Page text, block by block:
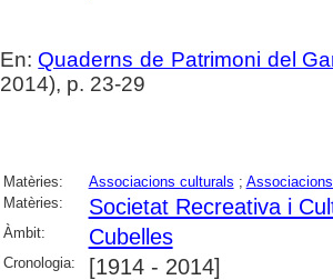
En: Quaderns de Patrimoni del
2014), p. 23-29
Matèries: Associacions culturals ;
Matèries:
Societat Recreativa i
Àmbit: Cubelles
Cronologia: [1914 - 2014]